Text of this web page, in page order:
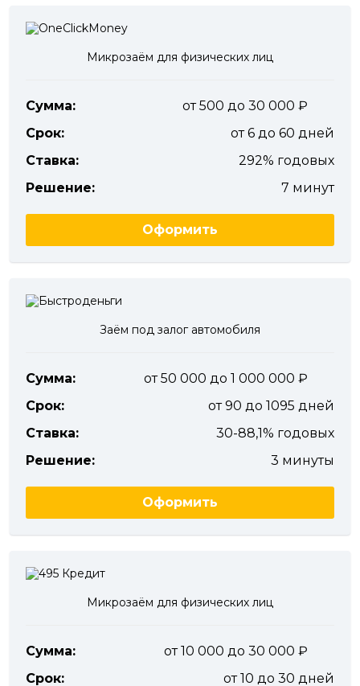
Микрозаём для физических лиц
Сумма:
от 500 до 30 000
Срок:
от 6 до 60 дней
Ставка:
292% годовых
Решение:
7 минут
Оформить
Заём под залог автомобиля
Сумма:
от 50 000 до 1 000 000
Срок:
от 90 до 1095 дней
Ставка:
30-88,1% годовых
Решение:
3 минуты
Оформить
Микрозаём для физических лиц
Сумма:
от 10 000 до 30 000
Срок:
от 10 до 30 дней